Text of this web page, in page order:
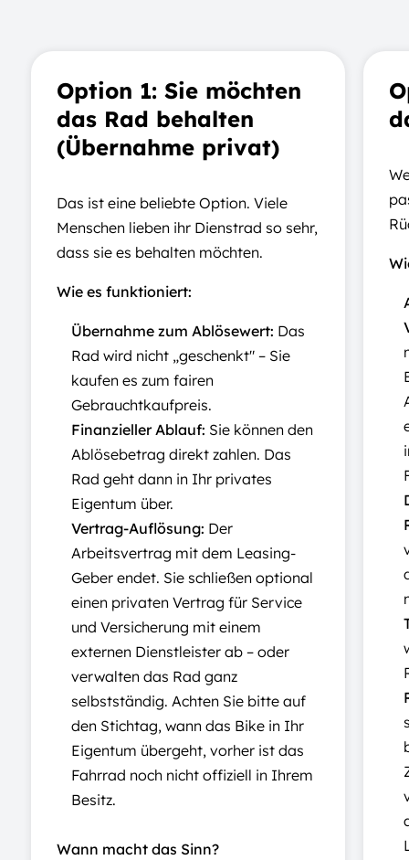
Option 1: Sie möchten
das Rad behalten
(Übernahme privat)
Das ist eine beliebte Option. Viele
Menschen lieben ihr Dienstrad so sehr,
dass sie es behalten möchten.
Wie es funktioniert:
Übernahme zum Ablösewert: Das
Rad wird nicht „geschenkt" – Sie
kaufen es zum fairen
Gebrauchtkaufpreis.
Finanzieller Ablauf: Sie können den
Ablösebetrag direkt zahlen. Das
Rad geht dann in Ihr privates
Eigentum über.
Vertrag-Auflösung: Der
Arbeitsvertrag mit dem Leasing-
Geber endet. Sie schließen optional
einen privaten Vertrag für Service
und Versicherung mit einem
externen Dienstleister ab – oder
verwalten das Rad ganz
selbstständig. Achten Sie bitte auf
den Stichtag, wann das Bike in Ihr
Eigentum übergeht, vorher ist das
Fahrrad noch nicht offiziell in Ihrem
Besitz.
Wann macht das Sinn?